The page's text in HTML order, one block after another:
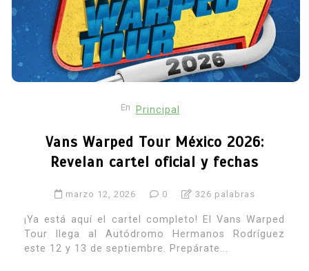
En Principal
Vans Warped Tour México 2026:
Revelan cartel oficial y fechas
marzo 12, 2026 0 326 palabras
¡Ya está aquí el cartel completo! El Vans Warped
Tour llega al Autódromo Hermanos Rodríguez
este 12 y 13 de septiembre. Prepárate...